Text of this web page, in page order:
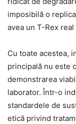
imposibilă o
avea un T-Rex
Cu toate acestea,
principală nu este
demonstrarea
laborator. Într-o
standardele de
etică privind